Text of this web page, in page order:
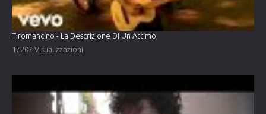
Tiromancino - La Descrizione Di Un Attimo
17207 Visualizzazioni